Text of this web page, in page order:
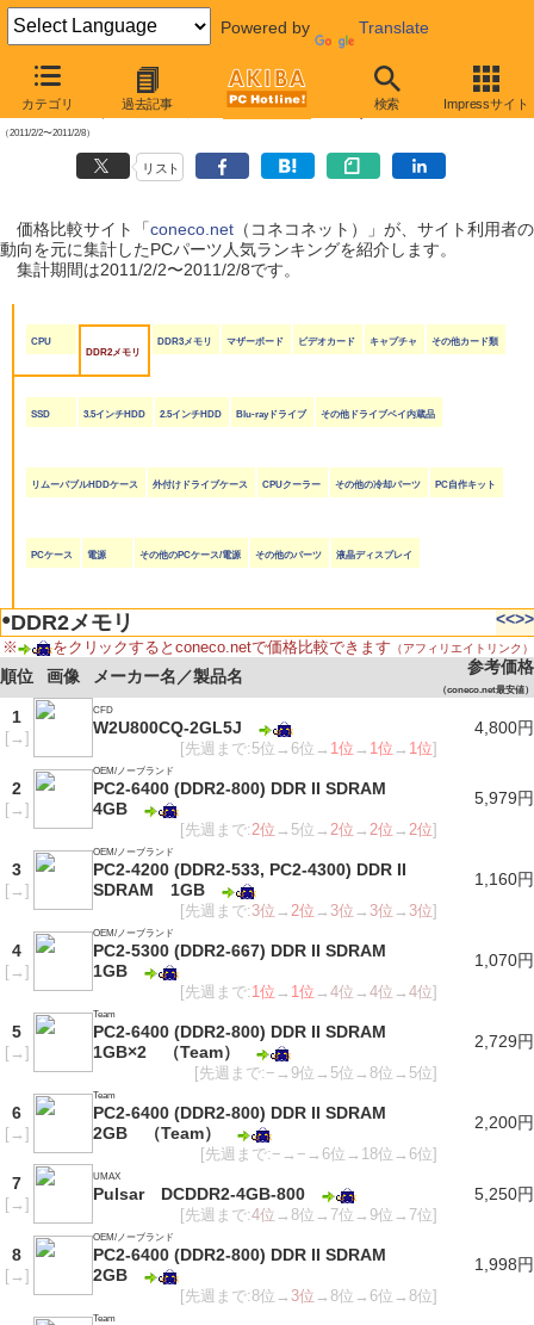
Powered by Translate
カテゴリ 過去記事 検索 Impressサイト
【 2011年2月11日号 】
coneco.net人気ランキング（PCパーツ編）
（2011/2/2〜2011/2/8）
リスト
価格比較サイト「coneco.net（コネコネット）」が、サイト利用者の
動向を元に集計したPCパーツ人気ランキングを紹介します。
集計期間は2011/2/2〜2011/2/8です。
CPU
DDR2メモリ
DDR3メモリ マザーボード ビデオカード キャプチャ その他カード類
SSD 3.5インチHDD 2.5インチHDD Blu-rayドライブ その他ドライブベイ内蔵品
リムーバブルHDDケース 外付けドライブケース CPUクーラー その他の冷却パーツ PC自作キット
PCケース 電源 その他のPCケース/電源 その他のパーツ 液晶ディスプレイ
●DDR2メモリ <<>>
※ をクリックするとconeco.netで価格比較できます （アフィリエイトリンク）
順位 画像 メーカー名／製品名 参考価格
（coneco.net最安値）
1
[→ ]
CFD
W2U800CQ-2GL5J
[先週まで:5位→6位→ 1位 → 1位 → 1位]
4,800円
2
[→ ]
OEM/ノーブランド
PC2-6400 (DDR2-800) DDR II SDRAM
4GB
[先週まで:2位 →5位→2位 →2位 →2位]
5,979円
3
[→ ]
OEM/ノーブランド
PC2-4200 (DDR2-533, PC2-4300) DDR II
SDRAM 1GB
[先週まで:3位 →2位 → 3位 → 3位 → 3位]
1,160円
4
[→ ]
OEM/ノーブランド
PC2-5300 (DDR2-667) DDR II SDRAM
1GB
[先週まで:1位 → 1位 →4位 →4位 →4位]
1,070円
5
[→ ]
Team
PC2-6400 (DDR2-800) DDR II SDRAM
1GB×2 （Team）
[先週まで:−→9位→5位→8位→5位]
2,729円
6
[→ ]
Team
PC2-6400 (DDR2-800) DDR II SDRAM
2GB （Team）
[先週まで:−→−→6位→18位→6位]
2,200円
7
[→ ]
UMAX
Pulsar DCDDR2-4GB-800
[先週まで:4位 →8位→7位→9位→7位]
5,250円
8
[→ ]
OEM/ノーブランド
PC2-6400 (DDR2-800) DDR II SDRAM
2GB
[先週まで:8位→ 3位 →8位→6位→8位]
1,998円
Team